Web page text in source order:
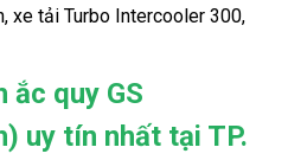
xe tải Turbo Intercooler 300,
ắc quy GS
uy tín nhất tại TP.